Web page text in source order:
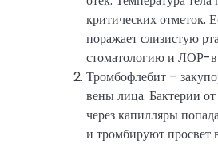
критических отметок.
поражает слизистую
стоматологию и ЛОР-
Тромбофлебит –
вены лица. Бактерии
через капилляры
и тромбируют просвет